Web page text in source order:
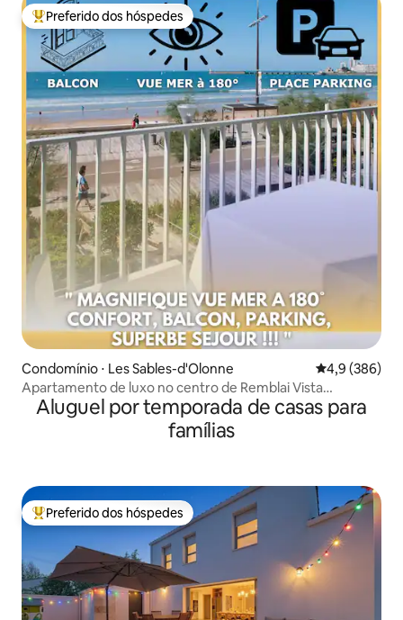
Entre os melhores preferidos dos hóspedes
Preferido dos hóspedes
Condomínio ⋅ Les Sables-d'Olonne 4,9 de uma
4,9 (386)
Apartamento de luxo no centro de Remblai Vista
deslumbrante para o mar
Aluguel por temporada de casas para
famílias
Entre os melhores preferidos dos hóspedes
Preferido dos hóspedes